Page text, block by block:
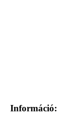
Információ: